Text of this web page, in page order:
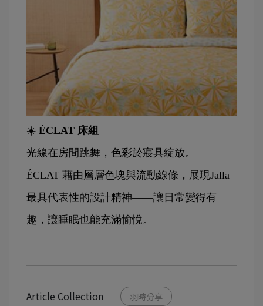
☀️ ÉCLAT 床組
光線在房間跳舞，色彩於寢具綻放。
ÉCLAT 藉由層層色塊與流動線條，展現Jalla
最具代表性的設計精神——讓日常變得有
趣，讓睡眠也能充滿愉悅。
Article Collection 羽時分享